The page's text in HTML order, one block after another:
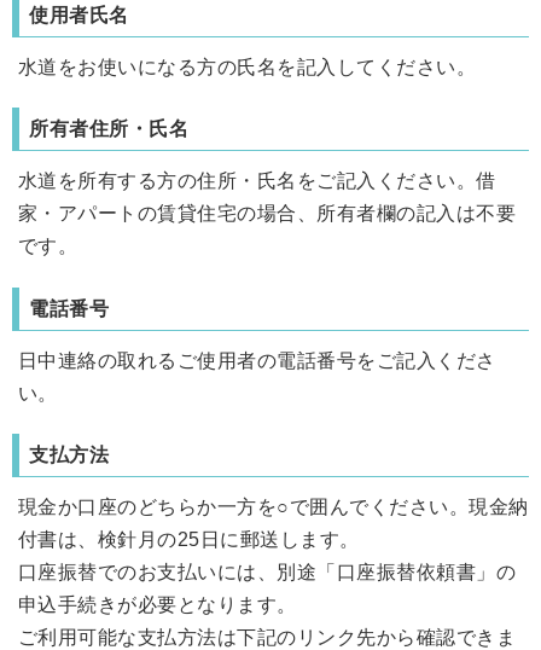
使用者氏名
水道をお使いになる方の氏名を記入してください。
所有者住所・氏名
水道を所有する方の住所・氏名をご記入ください。借
家・アパートの賃貸住宅の場合、所有者欄の記入は不要
です。
電話番号
日中連絡の取れるご使用者の電話番号をご記入くださ
い。
支払方法
現金か口座のどちらか一方を○で囲んでください。現金納
付書は、検針月の25日に郵送します。
口座振替でのお支払いには、別途「口座振替依頼書」の
申込手続きが必要となります。
ご利用可能な支払方法は下記のリンク先から確認できま